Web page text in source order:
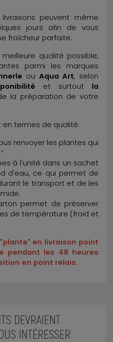
livraisons peuvent même
jours afin de vous
fraîcheur parfaite.
qualité possible,
parmi les marques
ou Aqua Art, selon
et surtout la
la préparation de votre
en termes de qualité.
renvoyer les plantes qui
*
à l'unité dans un sachet
d'eau, ce qui permet de
le transport et de les
permet de préserver
de température (froid et
en livraison point
pendant les 48 heures
en point relais.
DEVRAIENT
INTÉRESSER